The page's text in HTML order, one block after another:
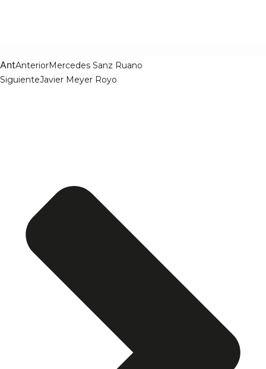
AntAnteriorMercedes Sanz Ruano
SiguienteJavier Meyer Royo